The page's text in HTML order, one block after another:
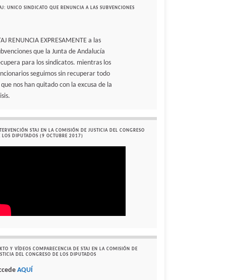
UNICO SINDICATO QUE RENUNCIA A LAS SUBVENCIONES
RENUNCIA EXPRESAMENTE a las
que la Junta de Andalucía
para los sindicatos. mientras los
seguimos sin recuperar todo
que nos han quitado con la excusa de la
STAJ EN LA COMISIÓN DE JUSTICIA DEL CONGRESO
LOS DIPUTADOS (9 OCTUBRE 2017)
Y VÍDEOS COMPARECENCIA DE STAJ EN LA COMISIÓN DE
DEL CONGRESO DE LOS DIPUTADOS
AQUÍ